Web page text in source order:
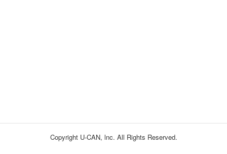
Copyright U-CAN, lnc. All Rights Reserved.